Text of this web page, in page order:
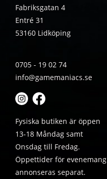
Fabriksgatan 4
Entré 31
53160 Lidköping
0705 - 19 02 74
info@gamemaniacs.se
Fysiska butiken är öppen
13-18 Måndag samt
Onsdag till Fredag.
Öppettider för evenemang
annonseras separat.